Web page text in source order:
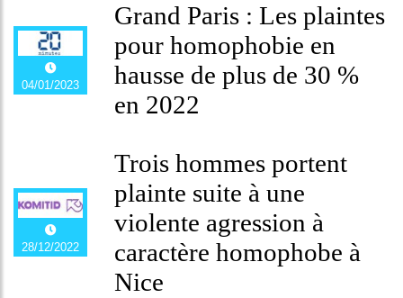
04/01/2023
Grand Paris : Les plaintes
pour homophobie en
hausse de plus de 30 %
en 2022
28/12/2022
Trois hommes portent
plainte suite à une
violente agression à
caractère homophobe à
Nice